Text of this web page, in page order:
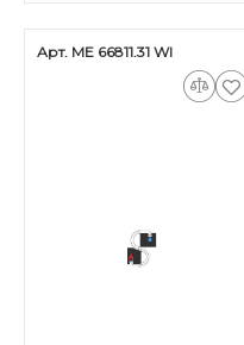
Арт. ME 66811.31 WI